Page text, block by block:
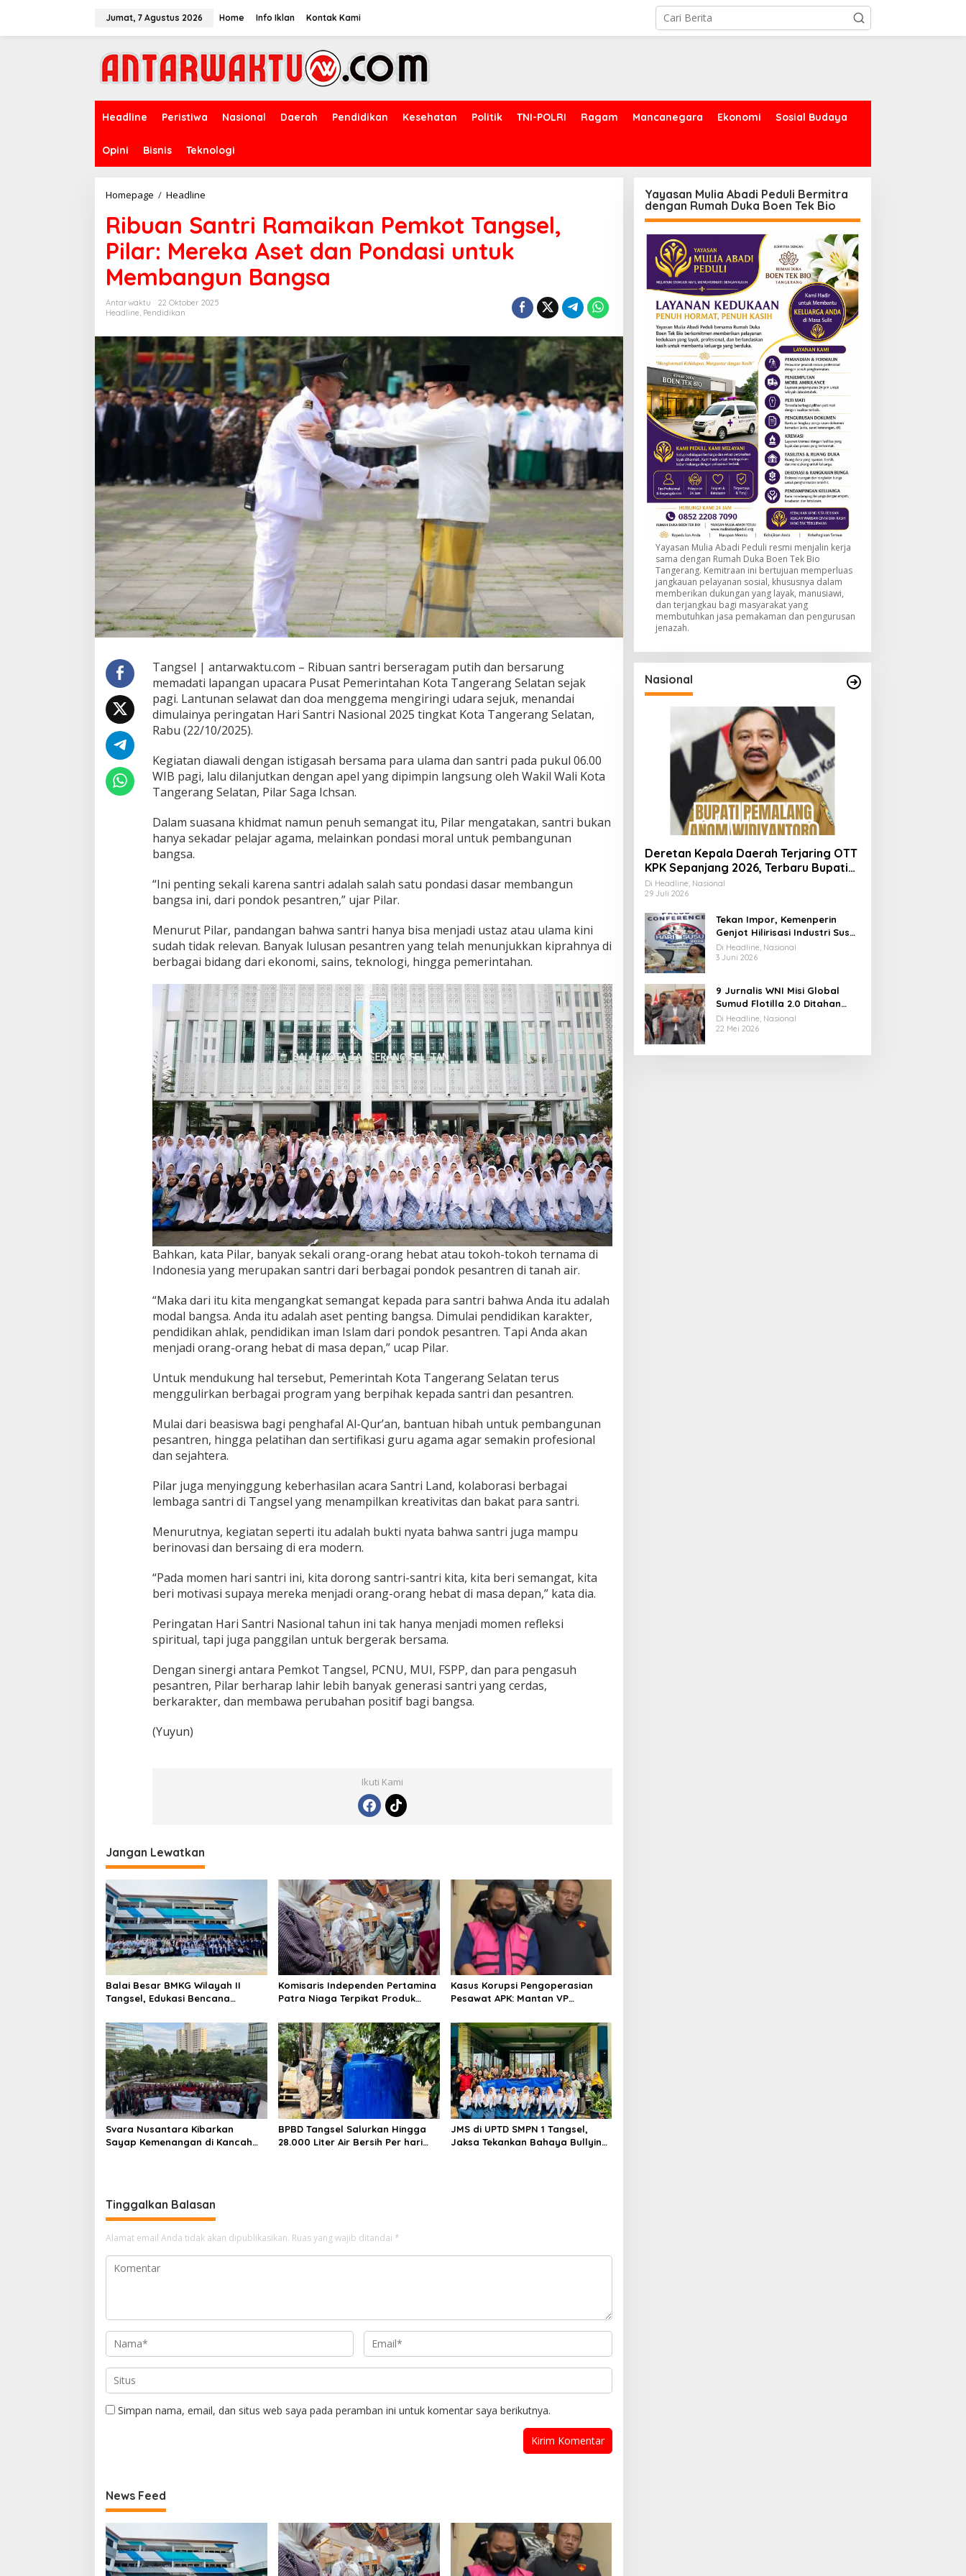
Jumat, 7 Agustus 2026 Home Info Iklan Kontak Kami
Headline Peristiwa Nasional Daerah Pendidikan Kesehatan Politik TNI-POLRI Ragam Mancanegara Ekonomi Sosial Budaya
Opini Bisnis Teknologi
Homepage / Headline
Ramaikan
Pemkot
Tangsel,
Pilar:
Mereka
Aset
dan
Membangun
Bangsa
Ribuan Santri Ramaikan Pemkot Tangsel,
Pilar: Mereka Aset dan Pondasi untuk
Membangun Bangsa
Antarwaktu
22 Oktober 2025
Headline, Pendidikan
Tangsel | antarwaktu.com – Ribuan santri berseragam putih dan bersarung
memadati lapangan upacara Pusat Pemerintahan Kota Tangerang Selatan sejak
pagi. Lantunan selawat dan doa menggema mengiringi udara sejuk, menandai
dimulainya peringatan Hari Santri Nasional 2025 tingkat Kota Tangerang Selatan,
Rabu (22/10/2025).
Kegiatan diawali dengan istigasah bersama para ulama dan santri pada pukul 06.00
WIB pagi, lalu dilanjutkan dengan apel yang dipimpin langsung oleh Wakil Wali Kota
Tangerang Selatan, Pilar Saga Ichsan.
Dalam suasana khidmat namun penuh semangat itu, Pilar mengatakan, santri bukan
hanya sekadar pelajar agama, melainkan pondasi moral untuk pembangunan
bangsa.
“Ini penting sekali karena santri adalah salah satu pondasi dasar membangun
bangsa ini, dari pondok pesantren,” ujar Pilar.
Menurut Pilar, pandangan bahwa santri hanya bisa menjadi ustaz atau ulama kini
sudah tidak relevan. Banyak lulusan pesantren yang telah menunjukkan kiprahnya di
berbagai bidang dari ekonomi, sains, teknologi, hingga pemerintahan.
Bahkan, kata Pilar, banyak sekali orang-orang hebat atau tokoh-tokoh ternama di
Indonesia yang merupakan santri dari berbagai pondok pesantren di tanah air.
“Maka dari itu kita mengangkat semangat kepada para santri bahwa Anda itu adalah
modal bangsa. Anda itu adalah aset penting bangsa. Dimulai pendidikan karakter,
pendidikan ahlak, pendidikan iman Islam dari pondok pesantren. Tapi Anda akan
menjadi orang-orang hebat di masa depan,” ucap Pilar.
Untuk mendukung hal tersebut, Pemerintah Kota Tangerang Selatan terus
menggulirkan berbagai program yang berpihak kepada santri dan pesantren.
Mulai dari beasiswa bagi penghafal Al-Qur’an, bantuan hibah untuk pembangunan
pesantren, hingga pelatihan dan sertifikasi guru agama agar semakin profesional
dan sejahtera.
Pilar juga menyinggung keberhasilan acara Santri Land, kolaborasi berbagai
lembaga santri di Tangsel yang menampilkan kreativitas dan bakat para santri.
Menurutnya, kegiatan seperti itu adalah bukti nyata bahwa santri juga mampu
berinovasi dan bersaing di era modern.
“Pada momen hari santri ini, kita dorong santri-santri kita, kita beri semangat, kita
beri motivasi supaya mereka menjadi orang-orang hebat di masa depan,” kata dia.
Peringatan Hari Santri Nasional tahun ini tak hanya menjadi momen refleksi
spiritual, tapi juga panggilan untuk bergerak bersama.
Dengan sinergi antara Pemkot Tangsel, PCNU, MUI, FSPP, dan para pengasuh
pesantren, Pilar berharap lahir lebih banyak generasi santri yang cerdas,
berkarakter, dan membawa perubahan positif bagi bangsa.
(Yuyun)
Ikuti Kami
Jangan Lewatkan
Balai Besar BMKG Wilayah II
Tangsel, Edukasi Bencana
kepada pelajar UPTD SMPN 23
Komisaris Independen Pertamina
Patra Niaga Terpikat Produk
Sentuhan Kemanusiaan dan
Keberlanjutan
Kasus Korupsi Pengoperasian
Pesawat APK: Mantan VP
Ditetapkan Tersangka
Svara Nusantara Kibarkan
Sayap Kemenangan di Kancah
BPBD Tangsel Salurkan Hingga
28.000 Liter Air Bersih Per hari
JMS di UPTD SMPN 1 Tangsel,
Jaksa Tekankan Bahaya Bullying
Tinggalkan Balasan
Alamat email Anda tidak akan dipublikasikan. Ruas yang wajib ditandai *
Simpan nama, email, dan situs web saya pada peramban ini untuk komentar saya berikutnya.
News Feed
Yayasan Mulia Abadi Peduli Bermitra
dengan Rumah Duka Boen Tek Bio
Yayasan Mulia Abadi Peduli resmi menjalin kerja
sama dengan Rumah Duka Boen Tek Bio
Tangerang. Kemitraan ini bertujuan memperluas
jangkauan pelayanan sosial, khususnya dalam
memberikan dukungan yang layak, manusiawi,
dan terjangkau bagi masyarakat yang
membutuhkan jasa pemakaman dan pengurusan
jenazah.
Nasional
Deretan Kepala Daerah Terjaring OTT
KPK Sepanjang 2026, Terbaru Bupati
Pemalang Anom Widiyantoro
Di Headline, Nasional
29 Juli 2026
Tekan Impor, Kemenperin
Genjot Hilirisasi Industri Susu
Lewat Momen Hari Susu
Nusantara 2026
Di Headline, Nasional
3 Juni 2026
9 Jurnalis WNI Misi Global
Sumud Flotilla 2.0 Ditahan
Militer Israel, Kini Dibebaskan
dan Dievakuasi ke Istanbul
Di Headline, Nasional
22 Mei 2026